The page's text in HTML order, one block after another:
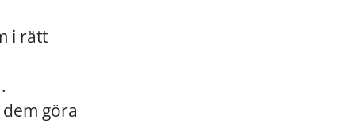
i rätt
göra